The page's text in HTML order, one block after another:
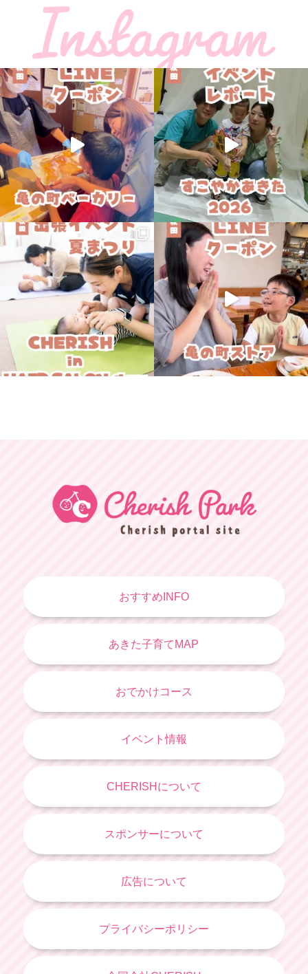
おすすめINFO
あきた子育てMAP
おでかけコース
イベント情報
CHERISHについて
スポンサーについて
広告について
プライバシーポリシー